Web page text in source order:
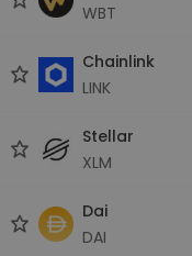
WBT
Chainlink
LINK
Stellar
XLM
Dai
DAI